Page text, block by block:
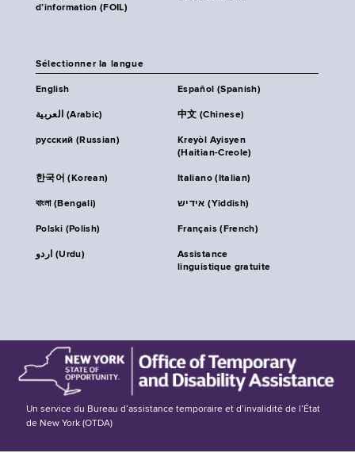
d’information (FOIL)
Sélectionner la langue
English Español (Spanish)
العربية (Arabic) 中文 (Chinese)
русский (Russian)
Kreyòl Ayisyen
(Haitian-Creole)
한국어 (Korean) Italiano (Italian)
বাংলা (Bengali) אידיש (Yiddish)
Polski (Polish) Français (French)
اردو (Urdu)
Assistance
linguistique gratuite
Un service du Bureau d’assistance temporaire et d’invalidité de l’État
de New York (OTDA)